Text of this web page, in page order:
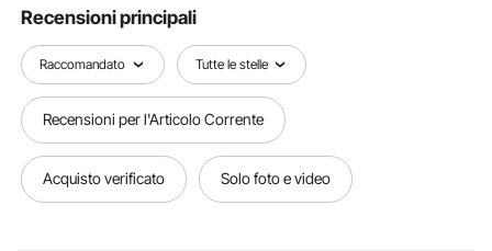
Installazione semplice: progettato per la comodità
dell'utente, il nostro schermo per patio retrattile è
facile da installare e viene fornito con accessori di
installazione completi. Non sono necessari strumenti
o competenze professionali.
Funzionamento senza sforzo: la maniglia retrattile è
caricata a molla per un funzionamento regolare.
Basta tirare o spingere per regolare l'estensione e la
retrazione della tenda laterale. La maniglia a molla
Recensioni principali
Raccomandato Tutte le stelle
Recensioni per l'Articolo Corrente
Acquisto verificato Solo foto e video